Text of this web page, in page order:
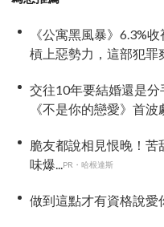
《公寓黑風暴》6.3%
槓上惡勢力，這部犯罪
交往10年要結婚還是
《不是你的戀愛》首
脆友都說相見恨晚！苦
味爆...
PR・哈根達斯
做到這點才有資格說愛